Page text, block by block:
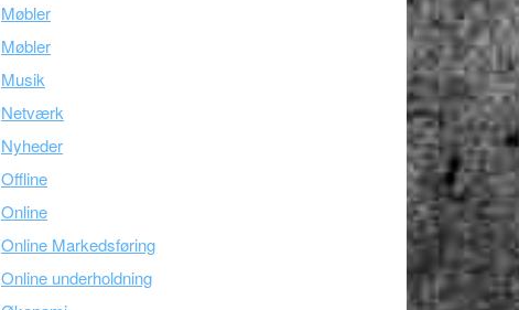
Møbler
Møbler
Musik
Netværk
Nyheder
Offline
Online
Online Markedsføring
Online underholdning